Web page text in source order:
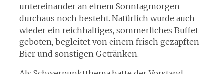
untereinander an einem Sonntagmorgen
durchaus noch besteht. Natürlich wurde auch
wieder ein reichhaltiges, sommerliches Buffet
geboten, begleitet von einem frisch gezapften
Bier und sonstigen Getränken.